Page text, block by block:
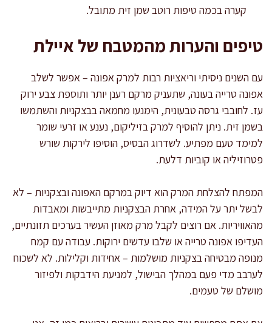
קערה בכמה טיפות רוטב שמן זית מתובל.
טיפים והערות מהמטבח של איילת
עם השנים ניסיתי וריאציות רבות למרק אפונה – אפשר לשלב
אפונה טרייה בעונה, שתעניק מרקם רענן יותר ותוספת צבע ירוק
עז. לחובבי גרסה טבעונית, הימנעו מחמאה בבצקניות והשתמשו
בשמן זית. ניתן להוסיף למרק בזיליקום, נענע או זרעי שומר
למימד טעם מפתיע. לשדרוג הבסיס, הוסיפו לירקות שורש
פטרוזיליה או קוביות דלעת.
המפתח להצלחת המרק הוא דיוק במרקם האפונה ובצקניות – לא
לבשל יתר על המידה, אחרת הבצקניות מתייבשות ומאבדות
מהאוויריות. אם רוצים לקבל מרק מאוזן העשיר בערכים תזונתיים,
העדיפו אפונה טרייה או שלבו עדשים ירוקות. עבודה עם קמח
מנופה מבטיחה בצקניות מושלמות – אחידות וקלילות. לא לשכוח
לערבב מדי פעם במהלך הבישול, למניעת הידבקות ולפיזור
מושלם של טעמים.